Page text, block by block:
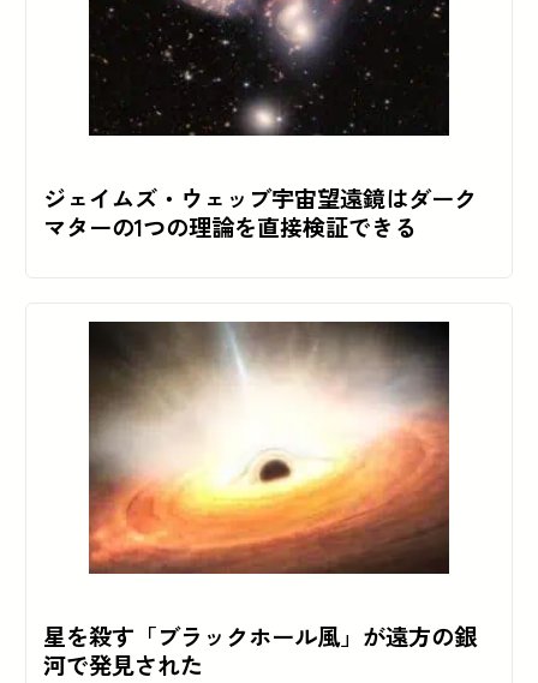
ジェイムズ・ウェッブ宇宙望遠鏡はダーク
マターの1つの理論を直接検証できる
星を殺す「ブラックホール風」が遠方の銀
河で発見された